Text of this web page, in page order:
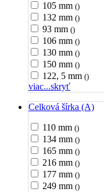
105 mm ()
132 mm ()
93 mm ()
106 mm ()
130 mm ()
150 mm ()
122, 5 mm ()
viac...skryť
Celková šírka (A)
110 mm ()
134 mm ()
165 mm ()
216 mm ()
177 mm ()
249 mm ()